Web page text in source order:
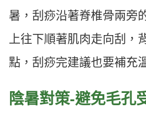
暑，刮痧沿著脊椎骨兩旁
上往下順著肌肉走向刮，
點，刮痧完建議也要補充
陰暑對策-避免毛孔